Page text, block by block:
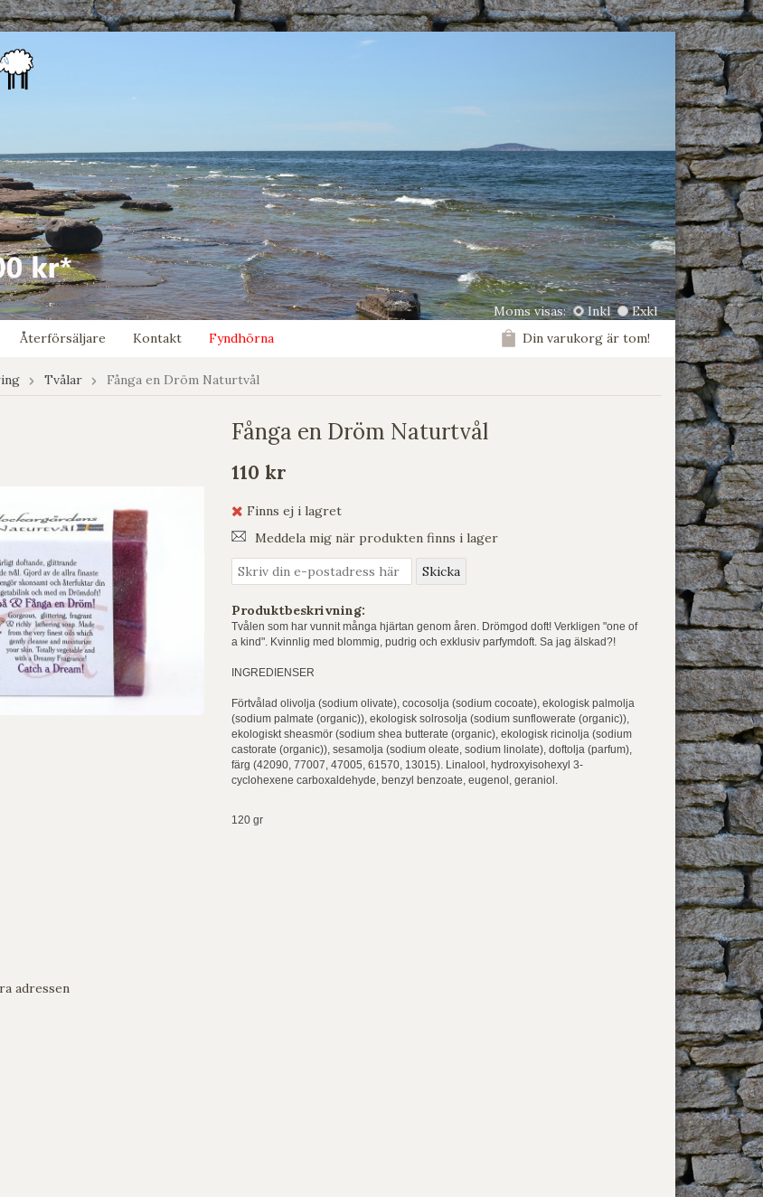
Moms visas: Inkl
Exkl
Återförsäljare Kontakt Fyndhörna Din varukorg är tom!
Tvålar Fånga en Dröm Naturtvål
adressen
Fånga en Dröm Naturtvål
110 kr
Finns ej i lagret
Meddela mig när produkten finns i lager
Produktbeskrivning:
Tvålen som har vunnit många hjärtan genom åren. Drömgod doft! Verkligen "one of
a kind". Kvinnlig med blommig, pudrig och exklusiv parfymdoft. Sa jag älskad?!
INGREDIENSER
Förtvålad olivolja (sodium olivate), cocosolja (sodium cocoate), ekologisk palmolja
(sodium palmate (organic)), ekologisk solrosolja (sodium sunflowerate (organic)),
ekologiskt sheasmör (sodium shea butterate (organic), ekologisk ricinolja (sodium
castorate (organic)), sesamolja (sodium oleate, sodium linolate), doftolja (parfum),
färg (42090, 77007, 47005, 61570, 13015). Linalool, hydroxyisohexyl 3-
cyclohexene carboxaldehyde, benzyl benzoate, eugenol, geraniol.
120 gr